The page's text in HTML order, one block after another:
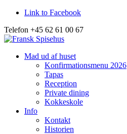
Link to Facebook
Telefon +45 62 61 00 67
Mad ud af huset
Konfirmationsmenu 2026
Tapas
Reception
Private dining
Kokkeskole
Info
Kontakt
Historien